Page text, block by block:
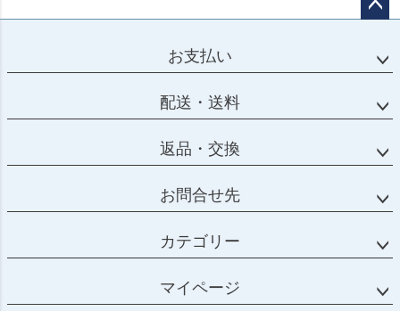
ップ
お支払い
配送・送料
返品・交換
お問合せ先
カテゴリー
マイページ